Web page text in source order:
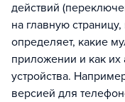
действий
на главную
определяет, какие
приложении и как их
устройства.
версией для